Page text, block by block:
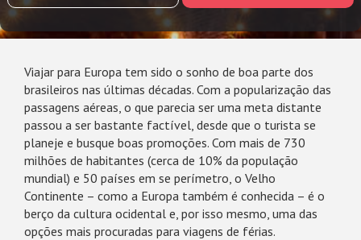
Viajar para Europa tem sido o sonho de boa parte dos
brasileiros nas últimas décadas. Com a popularização das
passagens aéreas, o que parecia ser uma meta distante
passou a ser bastante factível, desde que o turista se
planeje e busque boas promoções. Com mais de 730
milhões de habitantes (cerca de 10% da população
mundial) e 50 países em se perímetro, o Velho
Continente – como a Europa também é conhecida – é o
berço da cultura ocidental e, por isso mesmo, uma das
opções mais procuradas para viagens de férias.